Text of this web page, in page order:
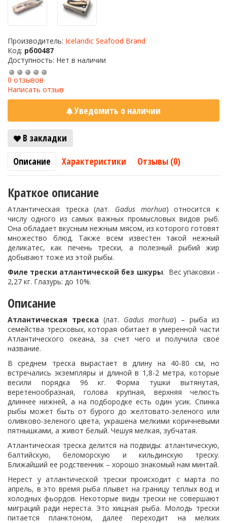
Производитель: Icelandic Seafood Brand
Код: рб00487
Доступность: Нет в наличии
0 отзывов
Написать отзыв
Уведомить о наличии
В закладки
Описание
Характеристики Отзывы (0)
Краткое описание
Атлантическая треска (лат. Gadus morhua) относится к
числу одного из самых важных промысловых видов рыб.
Она обладает вкусным нежным мясом, из которого готовят
множество блюд. Также всем известен такой нежный
деликатес, как печень трески, а полезный рыбий жир
добывают тоже из этой рыбы.
Филе трески атлантической без шкуры. Вес упаковки -
2,27 кг. Глазурь: до 10%.
Описание
Атлантическая треска (лат. Gadus morhua) – рыба из
семейства тресковых, которая обитает в умеренной части
Атлантического океана, за счет чего и получила свое
название.
В среднем треска вырастает в длину на 40-80 см, но
встречались экземпляры и длиной в 1,8-2 метра, которые
весили порядка 96 кг. Форма тушки вытянутая,
веретенообразная, голова крупная, верхняя челюсть
длиннее нижней, а на подбородке есть один усик. Спинка
рыбы может быть от бурого до желтовато-зеленого или
оливково-зеленого цвета, украшена мелкими коричневыми
пятнышками, а живот белый. Чешуя мелкая, зубчатая.
Атлантическая треска делится на подвиды: атлантическую,
балтийскую, беломорскую и кильдинскую треску.
Ближайший ее родственник – хорошо знакомый нам минтай.
Нерест у атлантической трески происходит с марта по
апрель, в это время рыба плывет на границу теплых вод и
холодных фьордов. Некоторые виды трески не совершают
миграций ради нереста. Это хищная рыба. Молодь трески
питается планктоном, далее переходит на мелких